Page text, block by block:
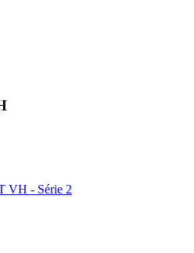
VH - Série 2